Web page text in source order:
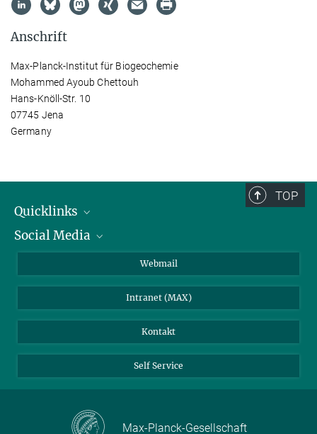
Anschrift
Max-Planck-Institut für Biogeochemie
Mohammed Ayoub Chettouh
Hans-Knöll-Str. 10
07745 Jena
Germany
TOP
Quicklinks
IMPRS Graduiertenschule
Wetterstation
Social Media
BlueSky
Webmail
Intranet (MAX)
Kontakt
Self Service
Max-Planck-Gesellschaft